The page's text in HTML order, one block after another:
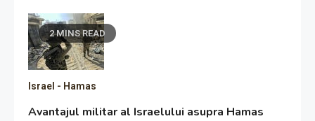
2 MINS READ
Israel - Hamas
Avantajul militar al Israelului asupra Hamas